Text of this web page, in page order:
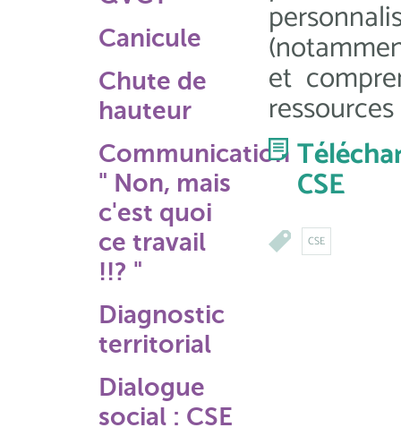
Canicule
Chute de
hauteur
Communication
" Non, mais
c'est quoi
ce travail
!!? "
Diagnostic
territorial
Dialogue
social : CSE
et
CSE
CSE